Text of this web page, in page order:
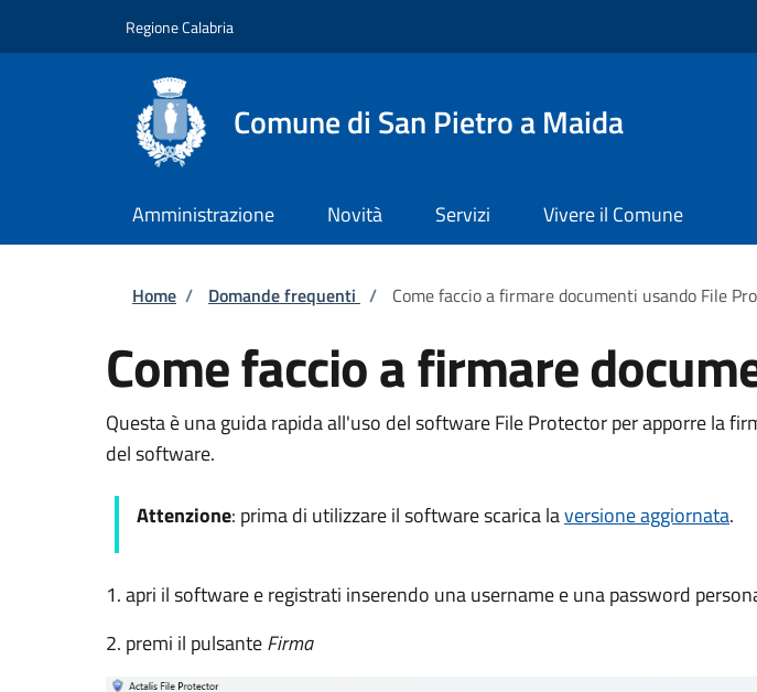
Regione Calabria
Comune di San Pietro a Maida
Amministrazione Novità Servizi Vivere il Comune
Briciole di pane
Home / Domande frequenti / Come faccio a firmare documenti usando File
Come faccio a firmare
Questa è una guida rapida all'uso del software File Protector per apporre la
del software.
Attenzione: prima di utilizzare il software scarica laversione aggiornata.
1. apri il software e registrati inserendo una username e una password
2. premi il pulsanteFirma